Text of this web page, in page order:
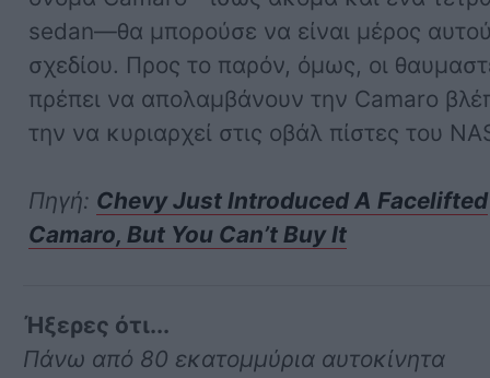
sedan—θα μπορούσε να είναι μέρος
σχεδίου. Προς το παρόν, όμως, οι
πρέπει να απολαμβάνουν την Camaro
την να κυριαρχεί στις οβάλ πίστες του
Πηγή: Chevy Just Introduced A Facelifted
Camaro, But You Can’t Buy It
Ήξερες ότι...
Πάνω από 80 εκατομμύρια αυτοκίνητα